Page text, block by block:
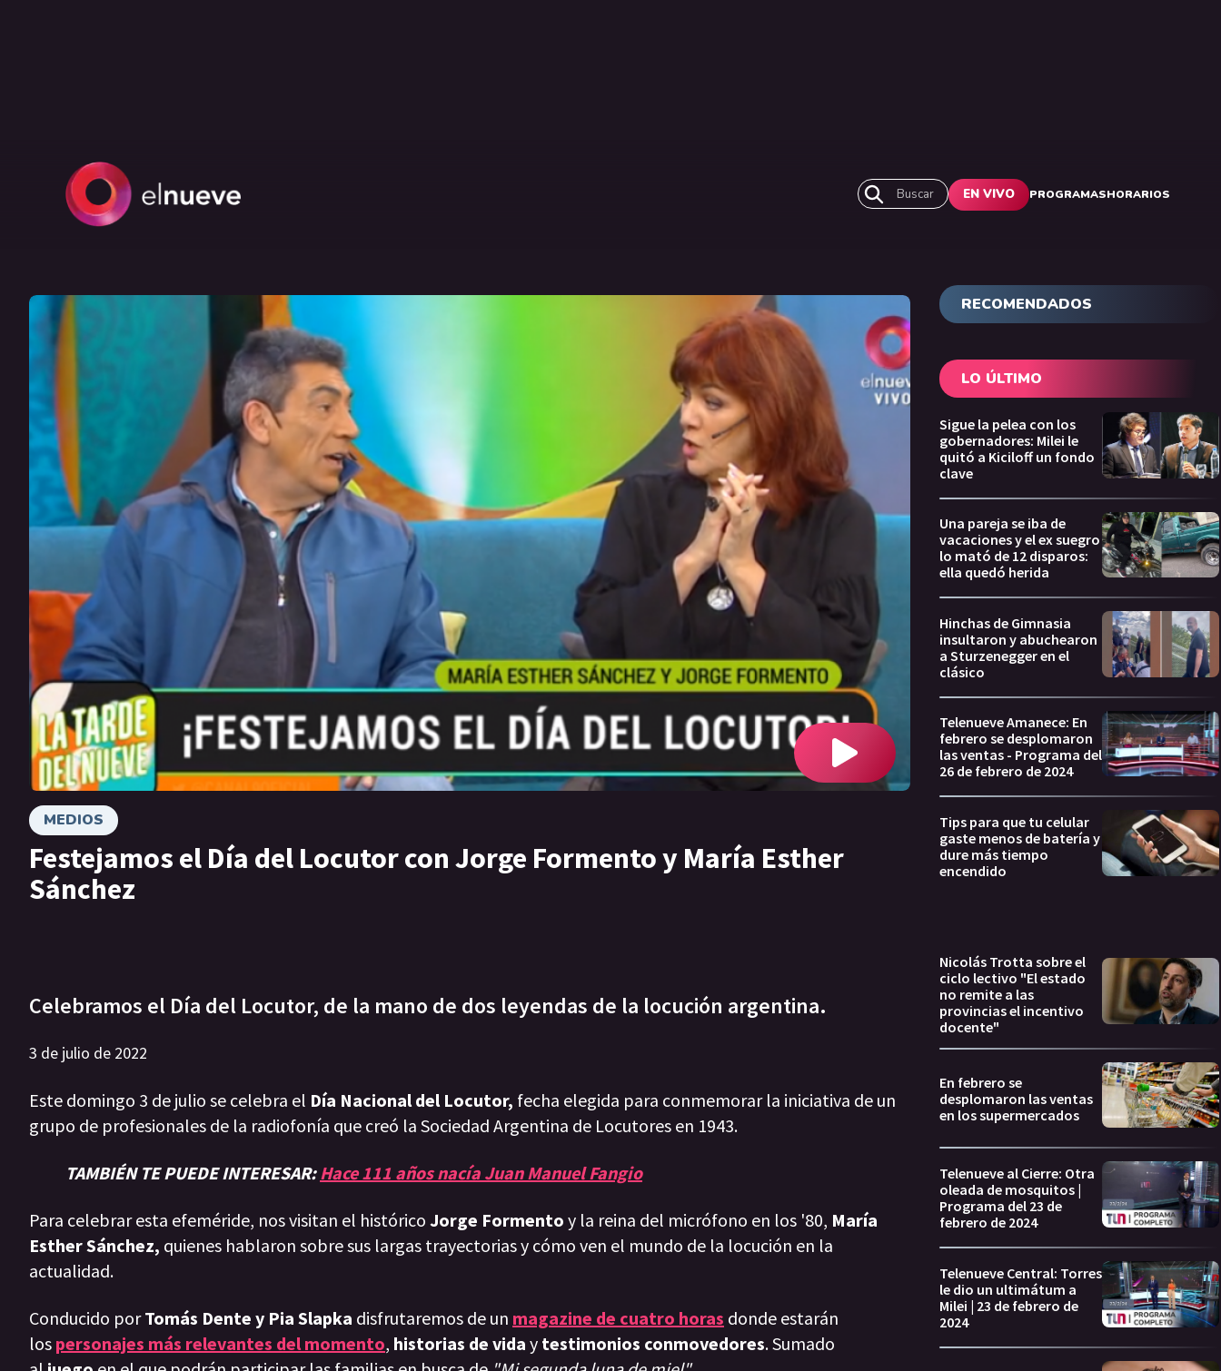
Buscar EN VIVO PROGRAMASHORARIOS
MEDIOS
Festejamos el Día del Locutor con Jorge Formento y María Esther
Sánchez
Celebramos el Día del Locutor, de la mano de dos leyendas de la locución argentina.
3 de julio de 2022
Este domingo 3 de julio se celebra el Día Nacional del Locutor, fecha elegida para conmemorar la iniciativa de un
grupo de profesionales de la radiofonía que creó la Sociedad Argentina de Locutores en 1943.
TAMBIÉN TE PUEDE INTERESAR:Hace 111 años nacía Juan Manuel Fangio
Para celebrar esta efeméride, nos visitan el histórico Jorge Formento y la reina del micrófono en los '80, María
Esther Sánchez, quienes hablaron sobre sus largas trayectorias y cómo ven el mundo de la locución en la
actualidad.
Conducido porTomás Dente y Pia Slapka disfrutaremos de un magazine de cuatro horas donde estarán
los personajes más relevantes del momento, historias de vida y testimonios conmovedores. Sumado
RECOMENDADOS
LO ÚLTIMO
Sigue la pelea con los
gobernadores: Milei le
quitó a Kiciloff un fondo
clave
Una pareja se iba de
vacaciones y el ex suegro
lo mató de 12 disparos:
ella quedó herida
Hinchas de Gimnasia
insultaron y abuchearon
a Sturzenegger en el
clásico
Telenueve Amanece: En
febrero se desplomaron
las ventas - Programa del
26 de febrero de 2024
Tips para que tu celular
gaste menos de batería y
dure más tiempo
encendido
Nicolás Trotta sobre el
ciclo lectivo "El estado
no remite a las
provincias el incentivo
docente"
En febrero se
desplomaron las ventas
en los supermercados
Telenueve al Cierre: Otra
oleada de mosquitos |
Programa del 23 de
febrero de 2024
Telenueve Central: Torres
le dio un ultimátum a
Milei | 23 de febrero de
2024